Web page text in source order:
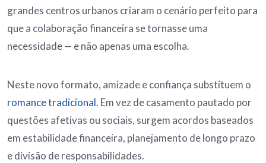
grandes centros urbanos criaram o cenário perfeito para
que a colaboração financeira se tornasse uma
necessidade — e não apenas uma escolha.
Neste novo formato, amizade e confiança substituem o
romance tradicional. Em vez de casamento pautado por
questões afetivas ou sociais, surgem acordos baseados
em estabilidade financeira, planejamento de longo prazo
e divisão de responsabilidades.